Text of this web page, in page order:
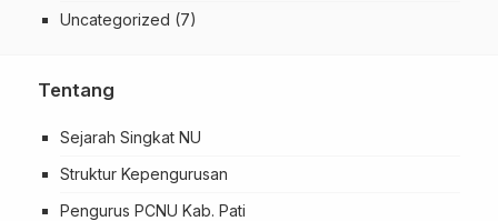
Uncategorized (7)
Tentang
Sejarah Singkat NU
Struktur Kepengurusan
Pengurus PCNU Kab. Pati